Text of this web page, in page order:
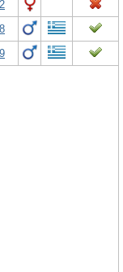
2
8
9